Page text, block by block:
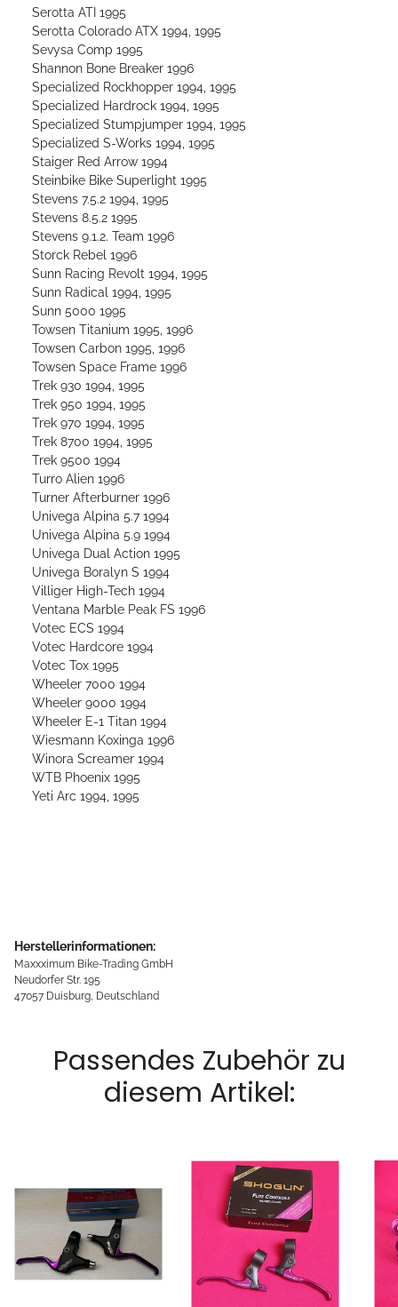
Serotta ATI 1995
Serotta Colorado ATX 1994, 1995
Sevysa Comp 1995
Shannon Bone Breaker 1996
Specialized Rockhopper 1994, 1995
Specialized Hardrock 1994, 1995
Specialized Stumpjumper 1994, 1995
Specialized S-Works 1994, 1995
Staiger Red Arrow 1994
Steinbike Bike Superlight 1995
Stevens 7.5.2 1994, 1995
Stevens 8.5.2 1995
Stevens 9.1.2. Team 1996
Storck Rebel 1996
Sunn Racing Revolt 1994, 1995
Sunn Radical 1994, 1995
Sunn 5000 1995
Towsen Titanium 1995, 1996
Towsen Carbon 1995, 1996
Towsen Space Frame 1996
Trek 930 1994, 1995
Trek 950 1994, 1995
Trek 970 1994, 1995
Trek 8700 1994, 1995
Trek 9500 1994
Turro Alien 1996
Turner Afterburner 1996
Univega Alpina 5.7 1994
Univega Alpina 5.9 1994
Univega Dual Action 1995
Univega Boralyn S 1994
Villiger High-Tech 1994
Ventana Marble Peak FS 1996
Votec ECS 1994
Votec Hardcore 1994
Votec Tox 1995
Wheeler 7000 1994
Wheeler 9000 1994
Wheeler E-1 Titan 1994
Wiesmann Koxinga 1996
Winora Screamer 1994
WTB Phoenix 1995
Yeti Arc 1994, 1995
Herstellerinformationen:
Maxxximum Bike-Trading GmbH
Neudorfer Str. 195
47057 Duisburg, Deutschland
Passendes Zubehör zu
diesem Artikel: